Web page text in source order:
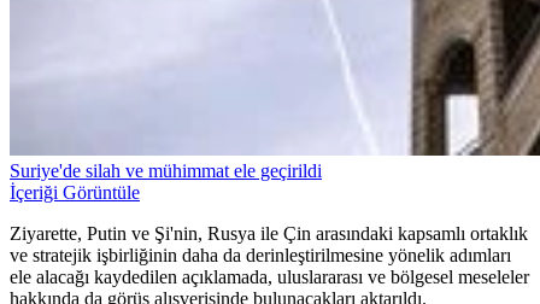
Suriye'de silah ve mühimmat ele geçirildi
İçeriği Görüntüle
Ziyarette, Putin ve Şi'nin, Rusya ile Çin arasındaki kapsamlı ortaklık
ve stratejik işbirliğinin daha da derinleştirilmesine yönelik adımları
ele alacağı kaydedilen açıklamada, uluslararası ve bölgesel meseleler
hakkında da görüş alışverişinde bulunacakları aktarıldı.